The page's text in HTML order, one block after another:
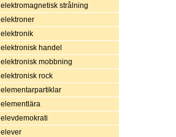
elektromagnetisk strålning
elektroner
elektronik
elektronisk handel
elektronisk mobbning
elektronisk rock
elementarpartiklar
elementlära
elevdemokrati
elever